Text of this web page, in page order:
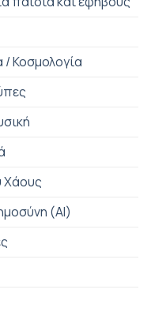
Κοσμολογία
Χάους
(AI)